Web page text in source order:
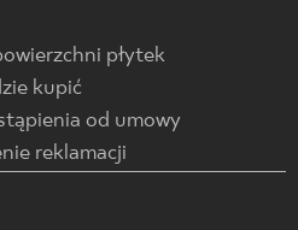
płytek
kupić
od umowy
reklamacji